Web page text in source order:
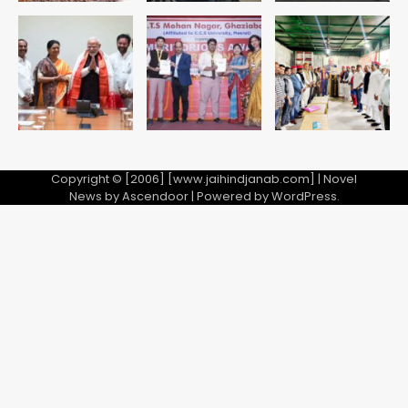
5
भीड़, तोड़ी बैरिकेडिंग; लखनऊ जेल से लखनऊ
पहुंचा उमर
jai hind janab
Copyright © [2006] [www.jaihindjanab.com] | Novel
News byAscendoor| Powered byWordPress.